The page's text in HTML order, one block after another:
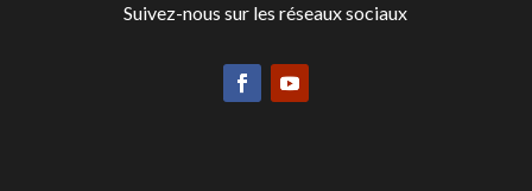
Suivez-nous sur les réseaux sociaux